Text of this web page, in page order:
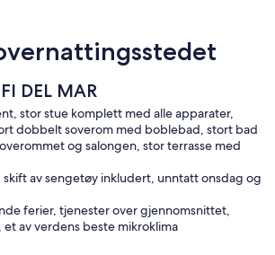
DEL MAR
stor stue komplett med alle apparater,
dobbelt soverom med boblebad, stort bad
og salongen, stor terrasse med
av sengetøy inkludert, unntatt onsdag og
ferier, tjenester over gjennomsnittet,
av verdens beste mikroklima